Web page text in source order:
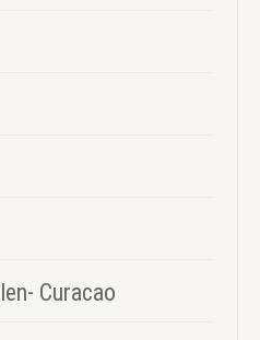
Curacao